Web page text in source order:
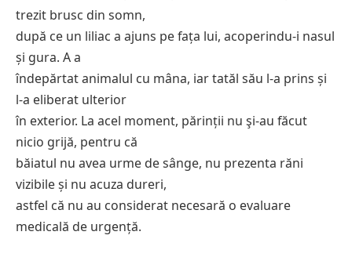
trezit brusc din somn,
după ce un liliac a ajuns pe fața lui, acoperindu-i nasul
și gura. A a
îndepărtat animalul cu mâna, iar tatăl său l-a prins și
l-a eliberat ulterior
în exterior. La acel moment, părinții nu şi-au făcut
nicio grijă, pentru că
băiatul nu avea urme de sânge, nu prezenta răni
vizibile și nu acuza dureri,
astfel că nu au considerat necesară o evaluare
medicală de urgență.